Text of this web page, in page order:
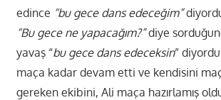
edince “bu gece dans edeceğim”
“Bu gece ne yapacağım?”diye
yavaş “bu gece dans edeceksin”
maça kadar devam etti ve kendisini
gereken ekibini, Ali maça hazırlamış